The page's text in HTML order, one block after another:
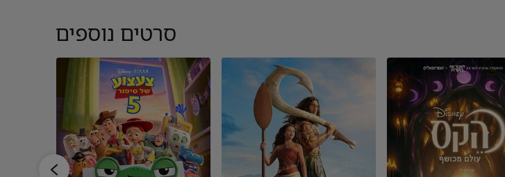
סרטים נוספים